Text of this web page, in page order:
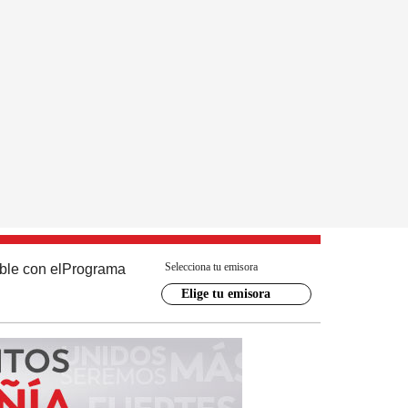
con el Programa Selecciona tu emisora
Elige tu emisora